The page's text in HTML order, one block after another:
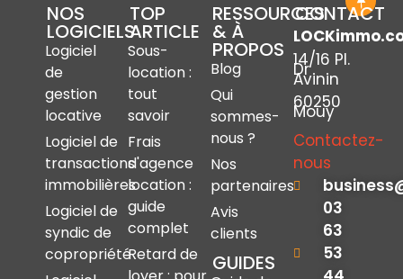
NOS
LOGICIELS
Logiciel
de
gestion
locative
Logiciel de
transactions
immobilières
Logiciel de
syndic de
copropriété
TOP
ARTICLE
Sous-
location :
tout
savoir
Frais
d'agence
location :
guide
complet
Retard de
RESSOURCES
& À
PROPOS
Blog
Qui
sommes-
nous ?
Nos
partenaires
Avis
clients
GUIDES
CONTACT
14/16 Pl.
Dr
Avinin
60250
Mouy
Contactez-
nous
03
63
53